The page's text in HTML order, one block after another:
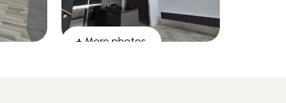
+ More photos